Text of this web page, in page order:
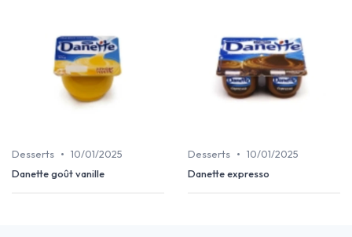
Desserts • 10/01/2025
Danette goût vanille
Desserts • 10/01/2025
Danette expresso